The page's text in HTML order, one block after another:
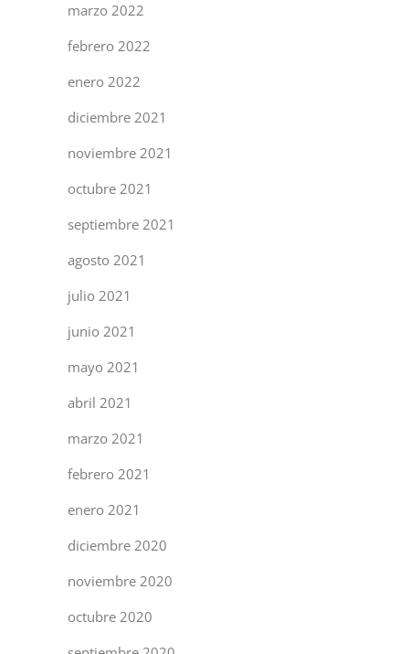
marzo 2022
febrero 2022
enero 2022
diciembre 2021
noviembre 2021
octubre 2021
septiembre 2021
agosto 2021
julio 2021
junio 2021
mayo 2021
abril 2021
marzo 2021
febrero 2021
enero 2021
diciembre 2020
noviembre 2020
octubre 2020